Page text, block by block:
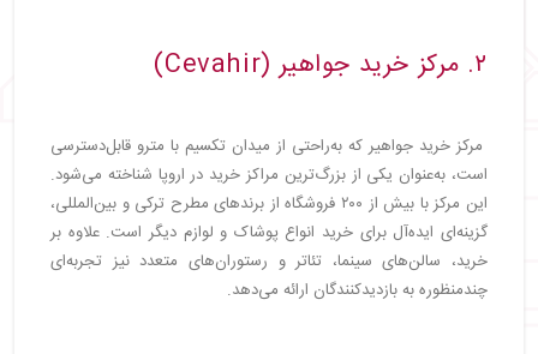
۲. مرکز خرید جواهیر (Cevahir)
مرکز خرید جواهیر که به‌راحتی از میدان تکسیم با مترو قابل‌دسترسی
است، به‌عنوان یکی از بزرگ‌ترین مراکز خرید در اروپا شناخته می‌شود.
این مرکز با بیش از ۲۰۰ فروشگاه از برندهای مطرح ترکی و بین‌المللی،
گزینه‌ای ایده‌آل برای خرید انواع پوشاک و لوازم دیگر است. علاوه بر
خرید، سالن‌های سینما، تئاتر و رستوران‌های متعدد نیز تجربه‌ای
چندمنظوره به بازدیدکنندگان ارائه می‌دهد.